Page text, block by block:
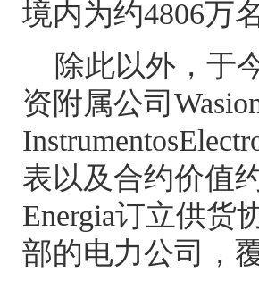
境内为约4806万
除此以外，于
资附属公司
表以及合约价值
Energia订立供货
部的电力公司，